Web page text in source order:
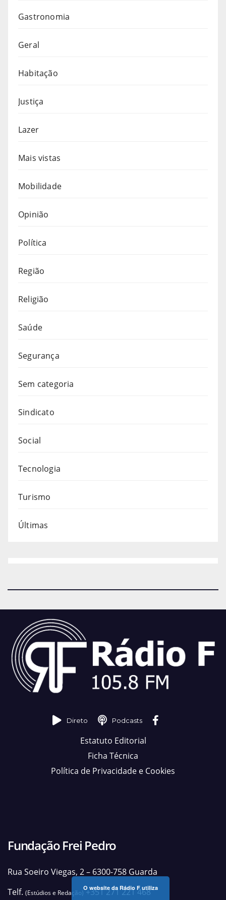
Gastronomia
Geral
Habitação
Justiça
Lazer
Mais vistas
Mobilidade
Opinião
Política
Região
Religião
Saúde
Segurança
Sem categoria
Sindicato
Social
Tecnologia
Turismo
Últimas
Direto Podcasts
Estatuto Editorial
Ficha Técnica
Política de Privacidade e Cookies
Fundação Frei Pedro
Rua Soeiro Viegas, 2 – 6300-758 Guarda
Telf. (Estúdios e Redação)+351 271 221 468
O website da Rádio F utiliza